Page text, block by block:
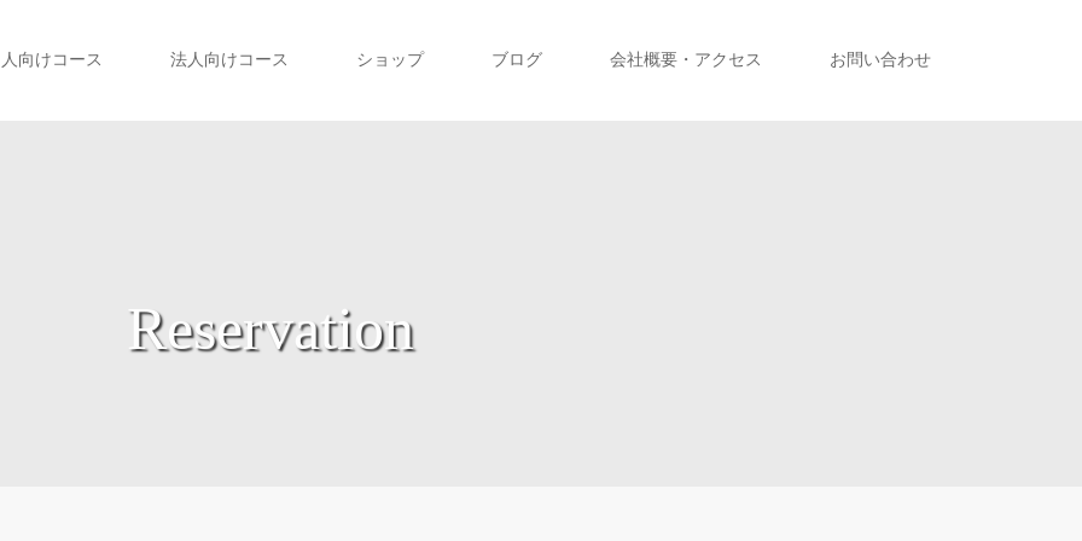
向けコース 法人向けコース ショップ ブログ 会社概要・アクセス お問い合わせ
Reservation